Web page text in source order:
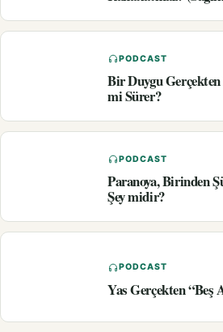
PODCAST
Bir Duygu Gerçekten
mi Sürer?
PODCAST
Paranoya, Birinden
Şey midir?
PODCAST
Yas Gerçekten “Beş